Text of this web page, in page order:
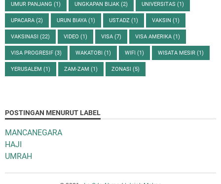
UMUR PANJANG (1) UNGKAPAN BIJAK (2) UNIVERSITAS (1)
UPACARA (2) URUN BIAYA (1) USTADZ (1) VAKSIN (1)
VAKSINASI (22) VIDEO (1) VISA (7) VISA AMERIKA (1)
VISA PROGRESIF (3) WAKATOBI (1) WIFI (1) WISATA MESIR (1)
YERUSALEM (1) ZAM-ZAM (1) ZONASI (5)
POSTINGAN MENURUT LABEL
MANCANEGARA
HAJI
UMRAH